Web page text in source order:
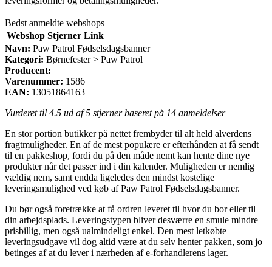
Bedst anmeldte webshops
Webshop Stjerner Link
Navn: Paw Patrol Fødselsdagsbanner
Kategori: Børnefester > Paw Patrol
Producent:
Varenummer: 1586
EAN: 13051864163
Vurderet til 4.5 ud af 5 stjerner baseret på 14 anmeldelser
En stor portion butikker på nettet frembyder til alt held alverdens
fragtmuligheder. En af de mest populære er efterhånden at få sendt
til en pakkeshop, fordi du på den måde nemt kan hente dine nye
produkter når det passer ind i din kalender. Muligheden er nemlig
vældig nem, samt endda ligeledes den mindst kostelige
leveringsmulighed ved køb af Paw Patrol Fødselsdagsbanner.
Du bør også foretrække at få ordren leveret til hvor du bor eller til
din arbejdsplads. Leveringstypen bliver desværre en smule mindre
prisbillig, men også ualmindeligt enkel. Den mest letkøbte
leveringsudgave vil dog altid være at du selv henter pakken, som jo
betinges af at du lever i nærheden af e-forhandlerens lager.